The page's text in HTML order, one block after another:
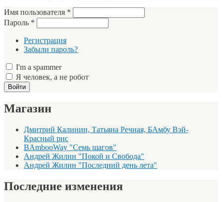
Имя пользователя *
Пароль *
Регистрация
Забыли пароль?
I'm a spammer
Я человек, а не робот
Магазин
Дмитрий Калинин, Татьяна Речная, БАмбу Вэй-
Красный рис
BAmbooWay "Семь шагов"
Андрей Жилин "Покой и Свобода"
Андрей Жилин "Последний день лета"
Последние изменения